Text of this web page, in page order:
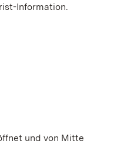
Information.
und von Mitte